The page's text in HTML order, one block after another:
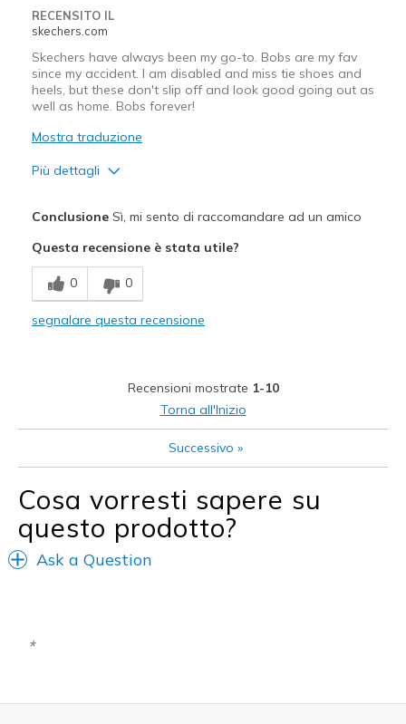
RECENSITO IL
skechers.com
Skechers have always been my go-to. Bobs are my fav
since my accident. I am disabled and miss tie shoes and
heels, but these don't slip off and look good going out as
well as home. Bobs forever!
Mostra traduzione
Più dettagli
Breathe Well
Comfortable
Casual Wear
Going Out
Hospital
ConclusioneSì, mi sento di raccomandare ad un amico
Questa recensione è stata utile?
0 0
segnalare questa recensione
Recensioni mostrate 1-10
Torna all'Inizio
Successivo »
Cosa vorresti sapere su
questo prodotto?
Ask a Question